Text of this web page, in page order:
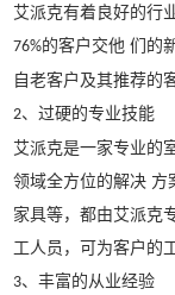
艾派克有着良好的行
76%的客户交他 们的
自老客户及其推荐的
2、过硬的专业技能
艾派克是一家专业的
领域全方位的解决 方
家具等，都由艾派克
工人员，可为客户的
3、丰富的从业经验